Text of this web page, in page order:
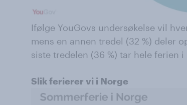
Ifølge YouGovs undersøkelse vil
mens en annen tredel (32 %) deler
siste tredelen (36 %) tar hele ferien i
Slik ferierer vi i Norge